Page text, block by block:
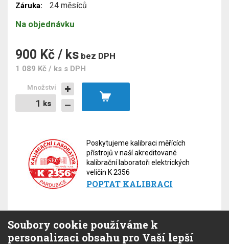
Záruka: 24 měsíců
Na objednávku
900 Kč / ks bez DPH
1 089 Kč / ks s DPH
ks
Množství
ks
Poskytujeme kalibraci měřících
přístrojů v naší akreditované
kalibrační laboratoři elektrických
veličin K 2356
POPTAT KALIBRACI
Popis Soubory Zeptejte
Soubory cookie používáme k
personalizaci obsahu pro Vaší lepší